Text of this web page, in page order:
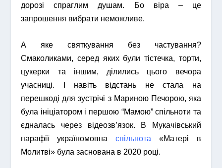
дорозі спраглим душам. Бо віра – це
запрошення вибрати неможливе.
А яке святкування без частування?
Смаколиками, серед яких були тістечка, торти,
цукерки та іншим, ділились цього вечора
учасниці. І навіть відстань не стала на
перешкоді для зустрічі з Мариною Печорою, яка
була ініціатором і першою “Мамою” спільноти та
єдналась через відеозв’язок. В Мукачівський
парафії україномовна спільнота «Матері в
Молитві» була заснована в 2020 році.